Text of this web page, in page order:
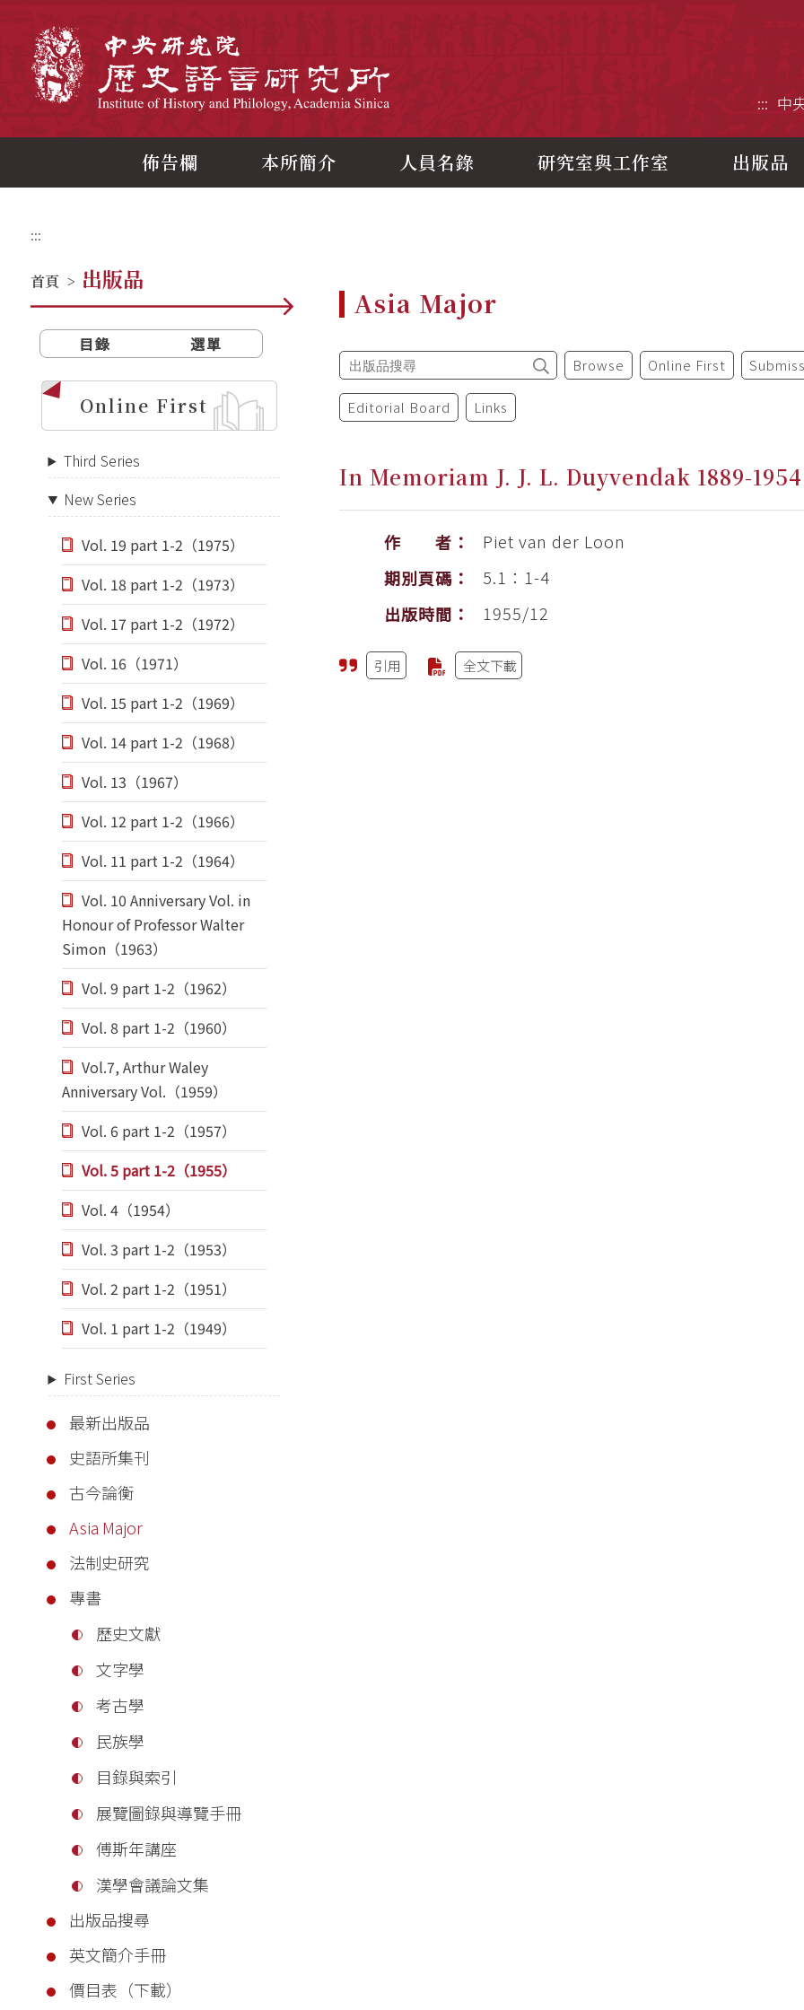
::: 中
佈告欄 本所簡介 人員名錄 研究室與工作室 出版品
:::
首頁 > 出版品
目錄 選單
Online First
Third Series
New Series
Vol. 19 part 1-2（1975）
Vol. 18 part 1-2（1973）
Vol. 17 part 1-2（1972）
Vol. 16（1971）
Vol. 15 part 1-2（1969）
Vol. 14 part 1-2（1968）
Vol. 13（1967）
Vol. 12 part 1-2（1966）
Vol. 11 part 1-2（1964）
Vol. 10 Anniversary Vol. in
Honour of Professor Walter
Simon（1963）
Vol. 9 part 1-2（1962）
Vol. 8 part 1-2（1960）
Vol.7, Arthur Waley
Anniversary Vol.（1959）
Vol. 6 part 1-2（1957）
Vol. 5 part 1-2（1955）
Vol. 4（1954）
Vol. 3 part 1-2（1953）
Vol. 2 part 1-2（1951）
Vol. 1 part 1-2（1949）
First Series
最新出版品
史語所集刊
古今論衡
Asia Major
法制史研究
專書
歷史文獻
文字學
考古學
民族學
目錄與索引
展覽圖錄與導覽手冊
傅斯年講座
漢學會議論文集
出版品搜尋
英文簡介手冊
價目表（下載）
Asia Major
Browse Online First
Editorial Board Links
In Memoriam J. J. L. Duyvendak 1889-1954
作 者：
Piet van der Loon
期別頁碼：
5.1：1-4
出版時間：
1955/12
引用 全文下載